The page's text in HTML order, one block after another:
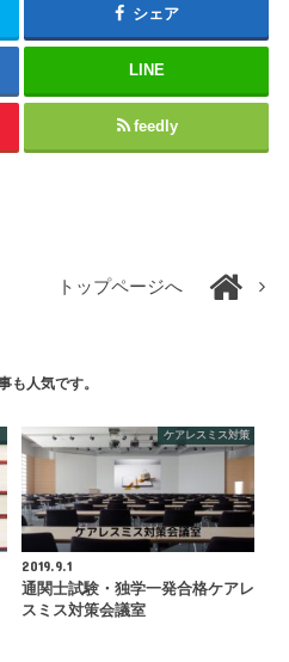
シェア
LINE
feedly
トップページへ
も人気です。
ケアレスミス対策
2019.9.1
通関士試験・独学一発合格ケアレ
スミス対策会議室